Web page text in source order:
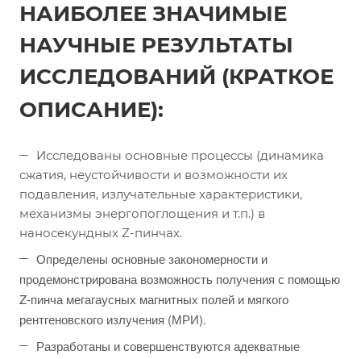
НАИБОЛЕЕ ЗНАЧИМЫЕ
НАУЧНЫЕ РЕЗУЛЬТАТЫ
ИССЛЕДОВАНИЙ (КРАТКОЕ
ОПИСАНИЕ):
Исследованы основные процессы (динамика
сжатия, неустойчивости и возможности их
подавления, излучательные характеристики,
механизмы энергопоглощения и т.п.) в
наносекундных Z-пинчах.
Определены основные закономерности и
продемонстрирована возможность получения с помощью
Z-пинча мегагаусных магнитных полей и мягкого
рентгеновского излучения (МРИ).
Разработаны и совершенствуются адекватные